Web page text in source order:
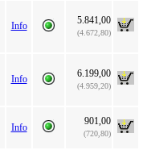
Info 5.841,00
(4.672,80)
Info 6.199,00
(4.959,20)
Info
901,00
(720,80)